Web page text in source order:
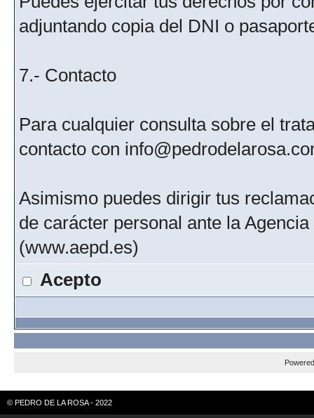
adjuntando copia del DNI o
7.- Contacto
Para cualquier consulta sobre el
contacto con
Asimismo puedes dirigir tus
de carácter personal ante la
(www.aepd.es)
Acepto
© PEDRO DE LA ROSA - 2022